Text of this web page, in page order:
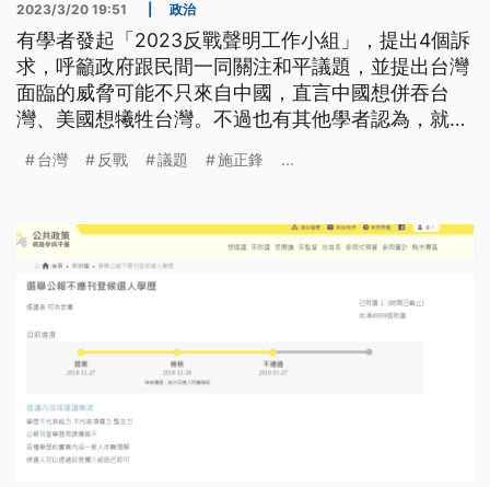
2023/3/20 19:51 政治
有學者發起「2023反戰聲明工作小組」，提出4個訴
求，呼籲政府跟民間一同關注和平議題，並提出台灣
面臨的威脅可能不只來自中國，直言中國想併吞台
灣、美國想犧牲台灣。不過也有其他學者認為，就是
的支持。
台灣 反戰 議題 施正鋒 ...